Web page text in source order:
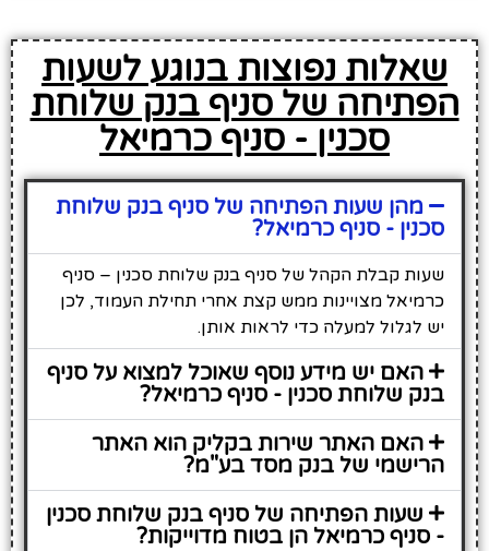
שאלות נפוצות בנוגע לשעות
הפתיחה של סניף בנק שלוחת
סכנין - סניף כרמיאל
מהן שעות הפתיחה של סניף בנק שלוחת
סכנין - סניף כרמיאל?
שעות קבלת הקהל של סניף בנק שלוחת סכנין – סניף
כרמיאל מצויינות ממש קצת אחרי תחילת העמוד, לכן
יש לגלול למעלה כדי לראות אותן.
האם יש מידע נוסף שאוכל למצוא על סניף
בנק שלוחת סכנין - סניף כרמיאל?
האם האתר שירות בקליק הוא האתר
הרישמי של בנק מסד בע"מ?
שעות הפתיחה של סניף בנק שלוחת סכנין
- סניף כרמיאל הן בטוח מדוייקות?